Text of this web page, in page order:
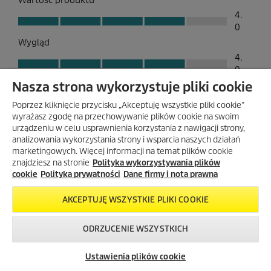
sklepie
internetowym
Nasza strona wykorzystuje pliki cookie
Poprzez kliknięcie przycisku „Akceptuję wszystkie pliki cookie”
wyrażasz zgodę na przechowywanie plików cookie na swoim
urządzeniu w celu usprawnienia korzystania z nawigacji strony,
analizowania wykorzystania strony i wsparcia naszych działań
marketingowych. Więcej informacji na temat plików cookie
znajdziesz na stronie Polityka wykorzystywania plików
cookie Polityka prywatności Dane firmy i nota prawna
AKCEPTUJĘ WSZYSTKIE PLIKI COOKIE
ODRZUCENIE WSZYSTKICH
Ustawienia plików cookie